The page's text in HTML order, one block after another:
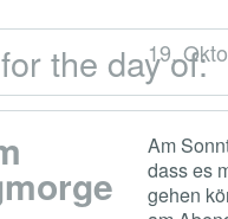
the day of:
19.
Am
dass es
gehen